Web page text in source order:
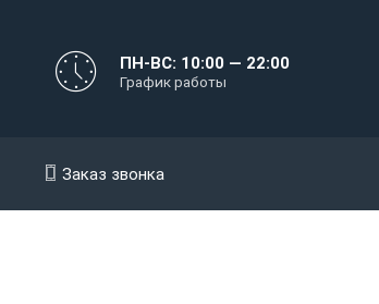
ПН-ВС: 10:00 — 22:00
График работы
Заказ звонка